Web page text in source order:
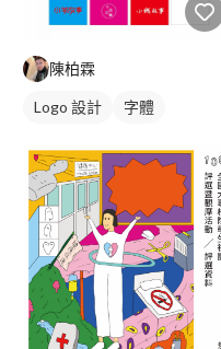
陳柏霖
Logo 設計 字體